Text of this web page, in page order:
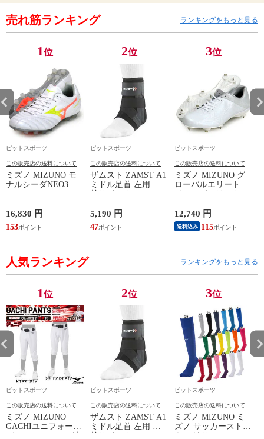
売れ筋ランキング ランキングをもっと見る
1位
ピットスポーツ
この販売店の送料について
ミズノ MIZUNO モ
ナルシーダNEO3
カースパイク ワイド
26AW (P1GA262154)
16,830 円
153
2位
ピットスポーツ
この販売店の送料について
ザムスト ZAMST A1
ミドル足首 左用 足
5,190 円
47
3位
ピットスポーツ
この販売店の送料について
ミズノ MIZUNO グ
ローバルエリート ラ
白 シューズ 軽量
24SS (11GM241001)
12,740 円
送料込み 115
人気ランキング ランキングをもっと見る
1位
ピットスポーツ
この販売店の送料について
ミズノ MIZUNO
GACHIユニフォーム
2位
ピットスポーツ
この販売店の送料について
ザムスト ZAMST A1
ミドル足首 左用 足
3位
ピットスポーツ
この販売店の送料について
ミズノ MIZUNO ミ
ズノ サッカーストッ